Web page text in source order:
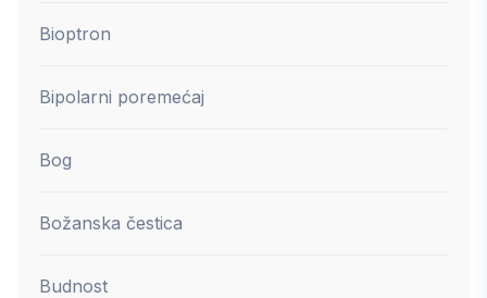
Bioptron
Bipolarni poremećaj
Bog
Božanska čestica
Budnost